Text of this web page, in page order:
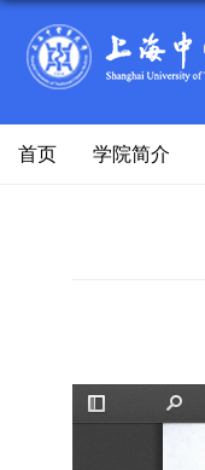
首页 学院简介